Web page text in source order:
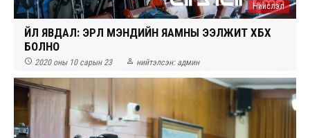
Нийслэл
ҮЙЛ ЯВДАЛ: ЭРҮҮЛ МЭНДИЙН ЯАМНЫ ЭЭЛЖИТ ХБХ
БОЛНО
 2020 оны 10 сарын 23  нийтэлсэн: админ